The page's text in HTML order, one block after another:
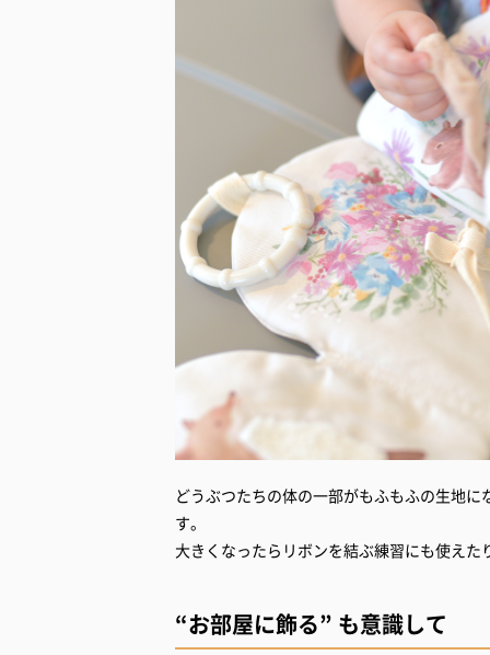
どうぶつたちの体の一部がもふもふの生地
す。
大きくなったらリボンを結ぶ練習にも使え
“お部屋に飾る” も意識して